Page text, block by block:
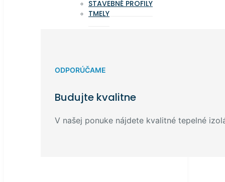
STAVEBNÉ PROFILY
TMELY
ODPORÚČAME
Budujte kvalitne
V našej ponuke nájdete kvalitné tepelné